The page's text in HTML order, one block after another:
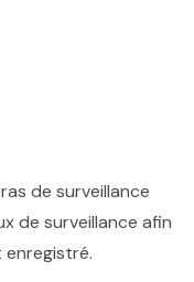
de surveillance
de surveillance afin
enregistré.